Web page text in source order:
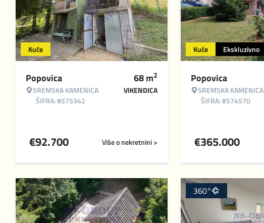
Kuće
Popovica
SREMSKA KAMENICA
ŠIFRA: #575342
68m2
VIKENDICA
Više o nekretnini >
€92.700
Kuće Ekskluzivno
Popovica
SREMSKA KAMENICA
ŠIFRA: #574570
€365.000
360°